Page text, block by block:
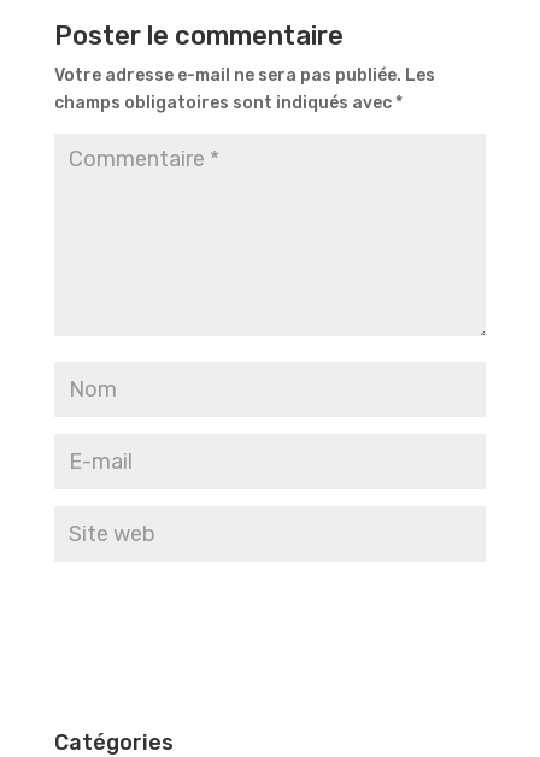
Poster le commentaire
Votre adresse e-mail ne sera pas publiée. Les
champs obligatoires sont indiqués avec*
Catégories